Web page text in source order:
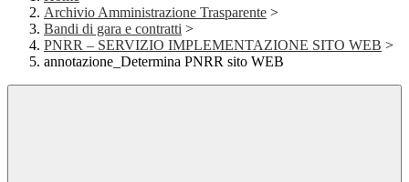
Archivio Amministrazione Trasparente >
Bandi di gara e contratti >
PNRR – SERVIZIO IMPLEMENTAZIONE SITO WEB >
annotazione_Determina PNRR sito WEB